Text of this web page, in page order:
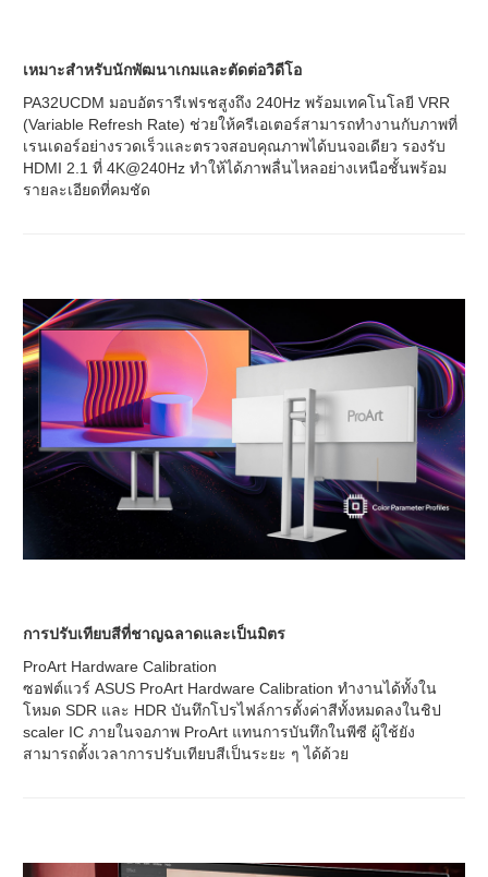
เหมาะสำหรับนักพัฒนาเกมและตัดต่อวิดีโอ
PA32UCDM มอบอัตรารีเฟรชสูงถึง 240Hz พร้อมเทคโนโลยี VRR
(Variable Refresh Rate) ช่วยให้ครีเอเตอร์สามารถทำงานกับภาพที่
เรนเดอร์อย่างรวดเร็วและตรวจสอบคุณภาพได้บนจอเดียว รองรับ
HDMI 2.1 ที่ 4K@240Hz ทำให้ได้ภาพลื่นไหลอย่างเหนือชั้นพร้อม
รายละเอียดที่คมชัด
การปรับเทียบสีที่ชาญฉลาดและเป็นมิตร
ProArt Hardware Calibration
ซอฟต์แวร์ ASUS ProArt Hardware Calibration ทำงานได้ทั้งใน
โหมด SDR และ HDR บันทึกโปรไฟล์การตั้งค่าสีทั้งหมดลงในชิป
scaler IC ภายในจอภาพ ProArt แทนการบันทึกในพีซี ผู้ใช้ยัง
สามารถตั้งเวลาการปรับเทียบสีเป็นระยะ ๆ ได้ด้วย